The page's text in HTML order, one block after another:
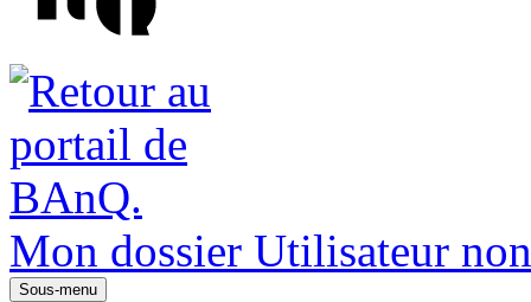
Mon dossier Utilisateur
Sous-menu